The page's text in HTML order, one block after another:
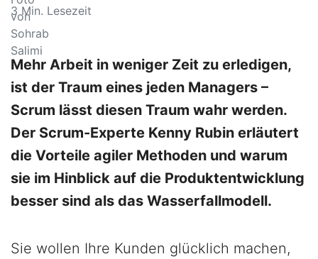
3Min. Lesezeit
Mehr Arbeit in weniger Zeit zu erledigen,
ist der Traum eines jeden Managers –
Scrum lässt diesen Traum wahr werden.
Der Scrum-Experte Kenny Rubin erläutert
die Vorteile agiler Methoden und warum
sie im Hinblick auf die Produktentwicklung
besser sind als das Wasserfallmodell.
Sie wollen Ihre Kunden glücklich machen,